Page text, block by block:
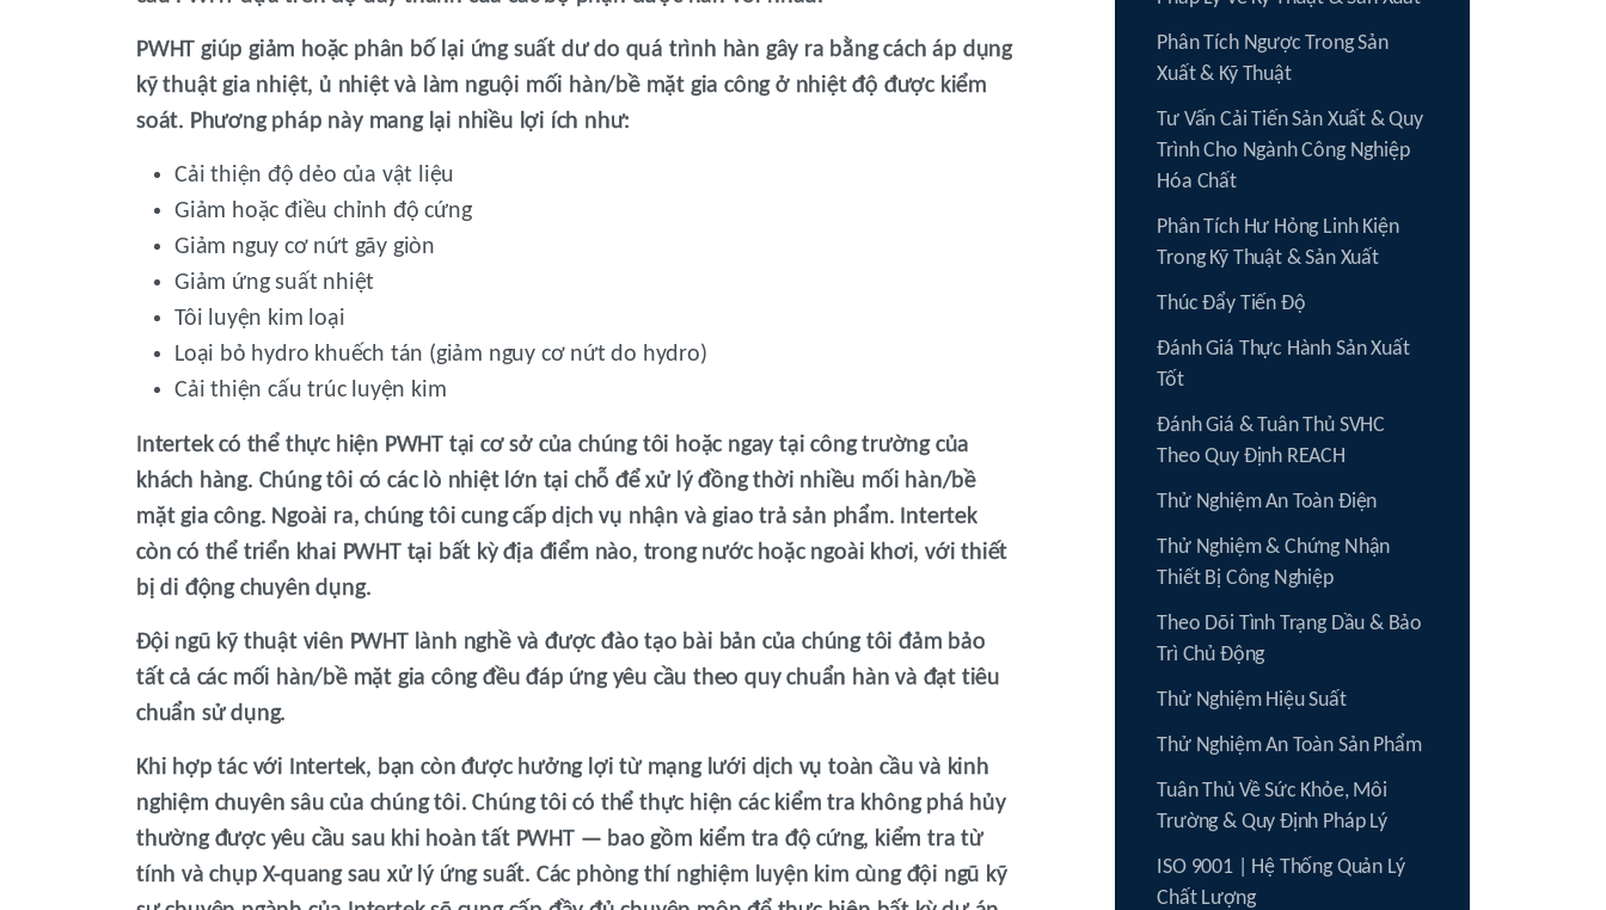
PWHT giúp giảm hoặc phân bố lại ứng suất dư do quá trình hàn gây ra bằng cách áp dụng
kỹ thuật gia nhiệt, ủ nhiệt và làm nguội mối hàn/bề mặt gia công ở nhiệt độ được kiểm
soát. Phương pháp này mang lại nhiều lợi ích như:
Cải thiện độ dẻo của vật liệu
Giảm hoặc điều chỉnh độ cứng
Giảm nguy cơ nứt gãy giòn
Giảm ứng suất nhiệt
Tôi luyện kim loại
Loại bỏ hydro khuếch tán (giảm nguy cơ nứt do hydro)
Cải thiện cấu trúc luyện kim
Intertek có thể thực hiện PWHT tại cơ sở của chúng tôi hoặc ngay tại công trường của
khách hàng. Chúng tôi có các lò nhiệt lớn tại chỗ để xử lý đồng thời nhiều mối hàn/bề
mặt gia công. Ngoài ra, chúng tôi cung cấp dịch vụ nhận và giao trả sản phẩm. Intertek
còn có thể triển khai PWHT tại bất kỳ địa điểm nào, trong nước hoặc ngoài khơi, với thiết
bị di động chuyên dụng.
Đội ngũ kỹ thuật viên PWHT lành nghề và được đào tạo bài bản của chúng tôi đảm bảo
tất cả các mối hàn/bề mặt gia công đều đáp ứng yêu cầu theo quy chuẩn hàn và đạt tiêu
chuẩn sử dụng.
Khi hợp tác với Intertek, bạn còn được hưởng lợi từ mạng lưới dịch vụ toàn cầu và kinh
nghiệm chuyên sâu của chúng tôi. Chúng tôi có thể thực hiện các kiểm tra không phá hủy
thường được yêu cầu sau khi hoàn tất PWHT — bao gồm kiểm tra độ cứng, kiểm tra từ
tính và chụp X-quang sau xử lý ứng suất. Các phòng thí nghiệm luyện kim cùng đội ngũ kỹ
Phân Tích Ngược Trong Sản
Xuất & Kỹ Thuật
Tư Vấn Cải Tiến Sản Xuất & Quy
Trình Cho Ngành Công Nghiệp
Hóa Chất
Phân Tích Hư Hỏng Linh Kiện
Trong Kỹ Thuật & Sản Xuất
Thúc Đẩy Tiến Độ
Đánh Giá Thực Hành Sản Xuất
Tốt
Đánh Giá & Tuân Thủ SVHC
Theo Quy Định REACH
Thử Nghiệm An Toàn Điện
Thử Nghiệm & Chứng Nhận
Thiết Bị Công Nghiệp
Theo Dõi Tình Trạng Dầu & Bảo
Trì Chủ Động
Thử Nghiệm Hiệu Suất
Thử Nghiệm An Toàn Sản Phẩm
Tuân Thủ Về Sức Khỏe, Môi
Trường & Quy Định Pháp Lý
ISO 9001 | Hệ Thống Quản Lý
Chất Lượng